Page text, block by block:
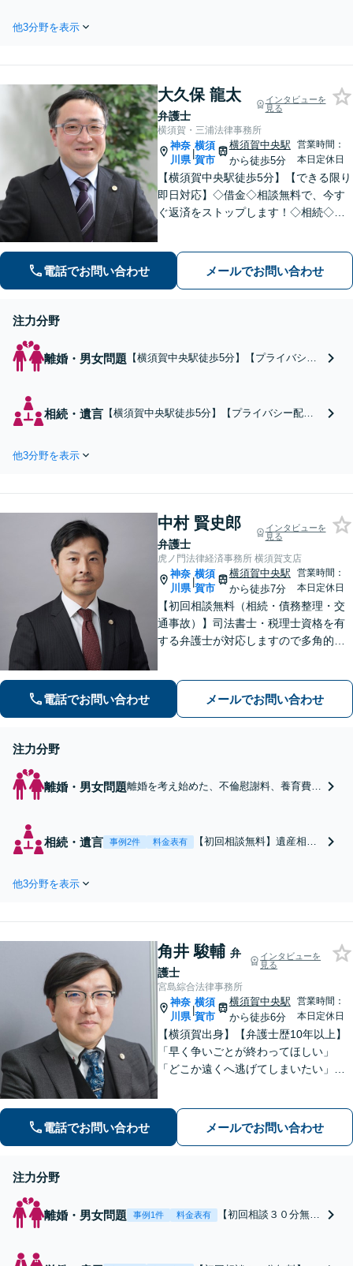
さい。【リーズナブ
ルな料金設定】
ト！【相談料：初回無料※1】
に、今すぐ相談！
他3分野を表示
大久保 龍太
弁護士
インタビューを
見る
横須賀・三浦法律事務所
神奈
川県
|
横須
賀市
横須賀中央駅
から徒歩5分
営業時間：
本日定休日
【横須賀中央駅徒歩5分】【できる限り
即日対応】◇借金◇相談無料で、今す
ぐ返済をストップします！◇相続◇分
せください【分割・後払い可】【夜間
面談対応（事前予約）】
電話でお問い合わせ メールでお問い合わせ
注力分野
離婚・男女問題 【横須賀中央駅徒歩5分】【プライバシー
います「何から相談すればいいかわからな
い…」という方も安心してご相談ください
相続・遺言 【横須賀中央駅徒歩5分】【プライバシー配
【夜間面談対応（事前予約）】
他3分野を表示
中村 賢史郎
弁護士
インタビューを
見る
虎ノ門法律経済事務所 横須賀支店
神奈
川県
|
横須
賀市
横須賀中央駅
から徒歩7分
営業時間：
本日定休日
【初回相談無料（相続・債務整理・交
通事故）】司法書士・税理士資格を有
する弁護士が対応しますので多角的な
模の法律事務所として質の高いワンス
トップ型のリーガルサービスを提供し
電話でお問い合わせ メールでお問い合わせ
注力分野
離婚・男女問題離婚を考え始めた、不倫慰謝料、養育費、
や税務面も総合的にサポートいたします。
相続・遺言 事例2件 料金表有
【初回相談無料】遺産相続
産の登記変更や税務面も総
す。【50年以上の実績と信
他3分野を表示
角井 駿輔 弁
護士
インタビューを
見る
宮島綜合法律事務所
神奈
川県
|
横須
賀市
横須賀中央駅
から徒歩6分
営業時間：
本日定休日
【横須賀出身】【弁護士歴10年以上】
「早く争いごとが終わってほしい」
「どこか遠くへ逃げてしまいたい」と
す。肩の荷を下ろして、ぜひご相談く
ださい【横須賀中央駅6分】
電話でお問い合わせ メールでお問い合わせ
注力分野
離婚・男女問題 事例1件 料金表有
【初回相談３０分無
ん。離婚するかどうか